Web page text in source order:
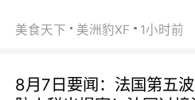
美食天下 美洲豹XF 1小时前
8月7日要闻：法国第五